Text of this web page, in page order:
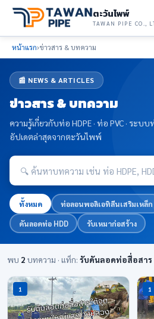
ตะวันไพพ์
TAWAN PIPE CO.,
หน้าแรก›ข่าวสาร & บทความ
📰 NEWS & ARTICLES
ข่าวสาร & บทความ
ความรู้เกี่ยวกับท่อ HDPE · ท่อ PVC · ระบ
อัปเดตล่าสุดจากตะวันไพพ์
ทั้งหมด ท่อลอนพอลิเอทิลีนเสริมเหล็ก
ดันลอดท่อ HDD รับเหมาก่อสร้าง
พบ 2 บทความ · แท็ก: รับดันลอดท่อสื่อสาร
1 1